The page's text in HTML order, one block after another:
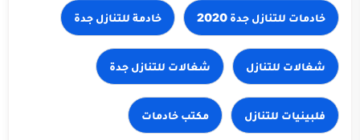
شغالات للتنازل
فلبينيات للتنازل مكتب خادمات